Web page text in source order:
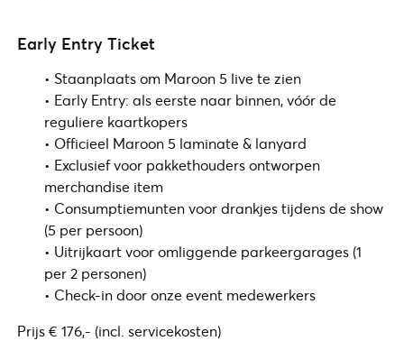
Early Entry Ticket
• Staanplaats om Maroon 5 live te zien
• Early Entry: als eerste naar binnen, vóór de
reguliere kaartkopers
• Officieel Maroon 5 laminate & lanyard
• Exclusief voor pakkethouders ontworpen
merchandise item
• Consumptiemunten voor drankjes tijdens de show
(5 per persoon)
• Uitrijkaart voor omliggende parkeergarages (1
per 2 personen)
• Check-in door onze event medewerkers
Prijs € 176,- (incl. servicekosten)